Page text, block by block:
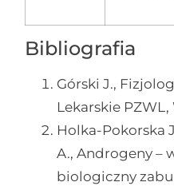
Bibliografia
Górski J.,
Lekarskie PZWL,
Holka-Pokorska
A., Androgeny –
biologiczny